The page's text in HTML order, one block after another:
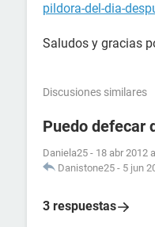
pildora-del-dia-
Saludos y gracias
Discusiones similares
Puedo defecar
Daniela25 - 18 abr 2012
Danistone25 - 5 jun
3 respuestas